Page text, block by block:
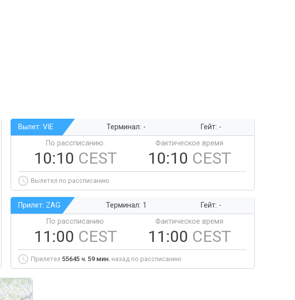
Вылет: VIE Терминал: -
Гейт: -
По рассписанию:
10:10 CEST
Фактическое время
10:10 CEST
Вылетел по рассписанию
Прилет: ZAG Терминал: 1
Гейт: -
По рассписанию
11:00 CEST
Фактическое время
11:00 CEST
Прилетел 55645 ч. 59 мин. назад по рассписанию